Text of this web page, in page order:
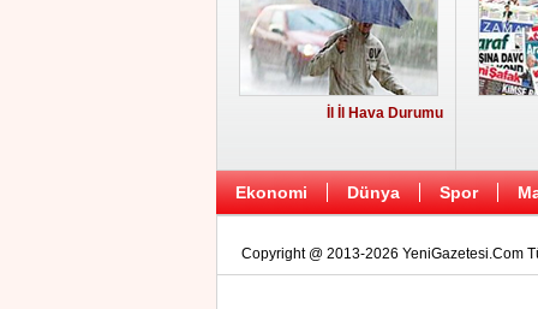
İl İl Hava Durumu
Ekonomi Dünya Spor
Copyright @ 2013-2026 YeniGazetesi.Com